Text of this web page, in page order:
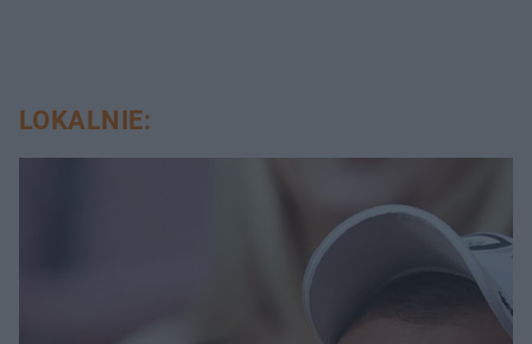
LOKALNIE: